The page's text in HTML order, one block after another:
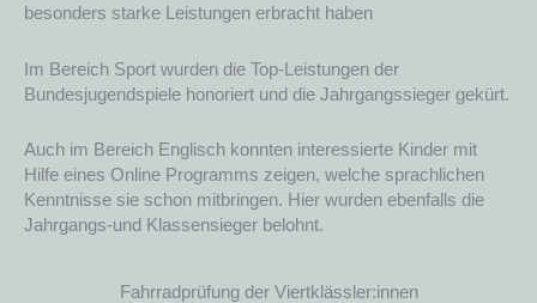
besonders starke Leistungen erbracht haben
Im Bereich Sport wurden die Top-Leistungen der
Bundesjugendspiele honoriert und die Jahrgangssieger gekürt.
Auch im Bereich Englisch konnten interessierte Kinder mit
Hilfe eines Online Programms zeigen, welche sprachlichen
Kenntnisse sie schon mitbringen. Hier wurden ebenfalls die
Jahrgangs-und Klassensieger belohnt.
Fahrradprüfung der Viertklässler:innen